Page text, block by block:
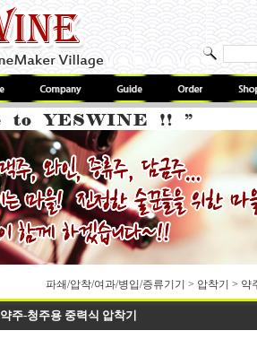
파쇄/압착/여과/병입/증류기기 > 압착기 > 약
약주-청주용 중력식 압착기